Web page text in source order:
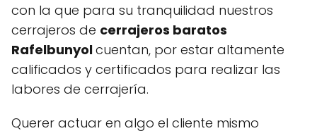
con la que para su tranquilidad nuestros
cerrajeros de cerrajeros baratos
Rafelbunyolcuentan, por estar altamente
calificados y certificados para realizar las
labores de cerrajería.
Querer actuar en algo el cliente mismo